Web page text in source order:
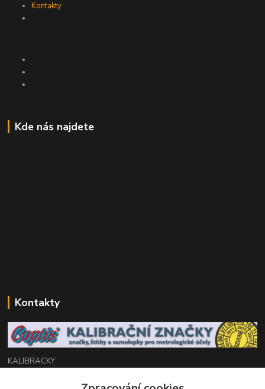
Kontakty
Kde nás najdete
Kontakty
KALIBRACKY